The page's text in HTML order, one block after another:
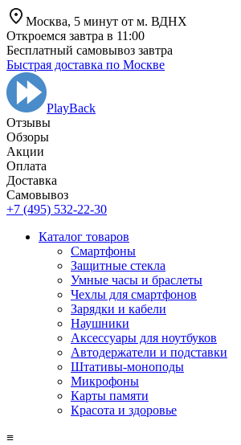
Москва, 5 минут от м. ВДНХ
Откроемся завтра в 11:00
Бесплатный самовывоз завтра
Быстрая доставка по Москве
PlayBack
Отзывы
Обзоры
Aкции
Оплата
Доставка
Самовывоз
+7 (495) 532-22-30
Каталог товаров
Смартфоны
Защитные стекла
Умные часы и браслеты
Чехлы для смартфонов
Зарядки и кабели
Наушники
Аксессуары для ноутбуков
Автодержатели и подставки
Штативы-моноподы
Микрофоны
Карты памяти
Красота и здоровье
≡